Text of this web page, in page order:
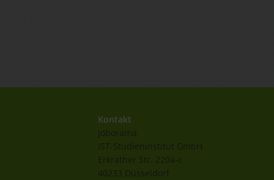
Kontakt
Joborama
IST-Studieninstitut GmbH
Erkrather Str. 220a-c
40233 Düsseldorf